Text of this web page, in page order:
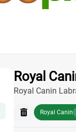
Royal
Royal Canin
gezond
Producten
Royal Canin